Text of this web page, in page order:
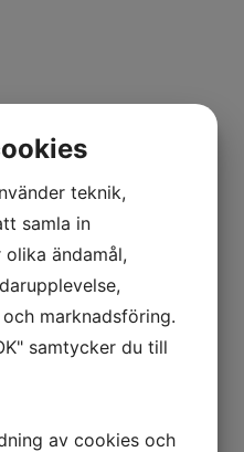
Mercury
teknik,
samla in
ändamål,
marknadsföring.
samtycker du till
av cookies och